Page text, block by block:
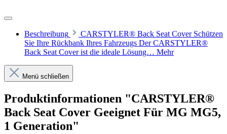
Beschreibung
CARSTYLER® Back Seat Cover Schützen
Sie Ihre Rückbank Ihres Fahrzeugs Der CARSTYLER®
Back Seat Cover ist die ideale Lösung… Mehr
Menü schließen
Produktinformationen "CARSTYLER®
Back Seat Cover Geeignet Für MG MG5,
1 Generation"